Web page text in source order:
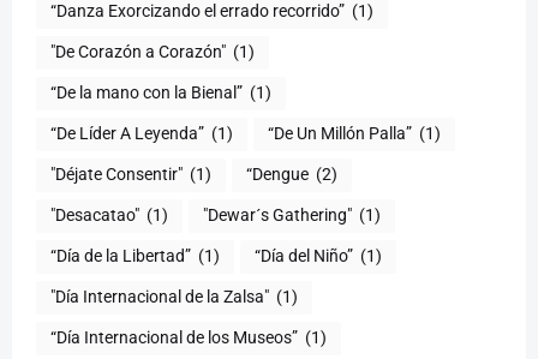
“Danza Exorcizando el errado recorrido” (1)
"De Corazón a Corazón" (1)
(1)
“De Líder A Leyenda” (1) “De Un Millón Palla” (1)
"Déjate Consentir" (1) “Dengue (2)
"Desacatao" (1) "Dewar´s Gathering" (1)
(1) “Día del Niño” (1)
"Día Internacional de la Zalsa" (1)
“Día Internacional de los Museos” (1)